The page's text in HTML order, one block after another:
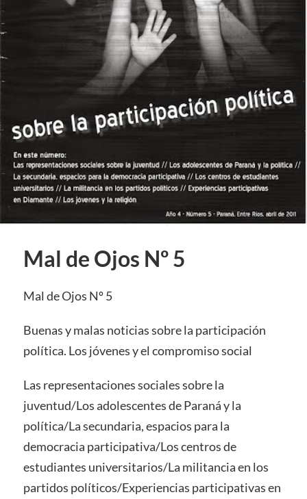
Mal de Ojos Nº 5
Mal de Ojos Nº 5
Buenas y malas noticias sobre la participación
política. Los jóvenes y el compromiso social
Las representaciones sociales sobre la
juventud/Los adolescentes de Paraná y la
política/La secundaria, espacios para la
democracia participativa/Los centros de
estudiantes universitarios/La militancia en los
partidos políticos/Experiencias participativas en